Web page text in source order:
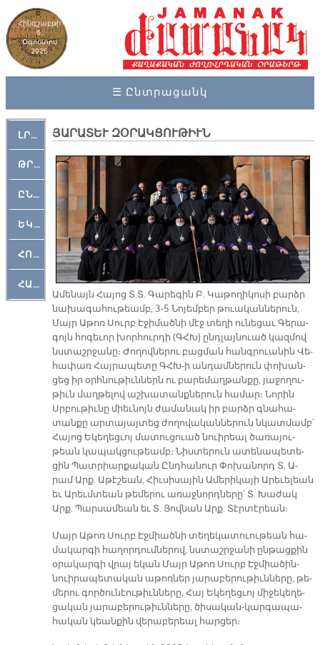
Հինգշաբթի
6,
Օգոստոս
2026
☰ Ընտրացանկ
ԼՐԱՀՈՍ
ԹՐՔԱՀԱՅ ԿԵԱՆՔ
ԸՆԿԵՐԱՄՇԱԿՈՒԹԱՅԻՆ
ԵԿԵՂԵՑԱԿԱՆ
ՀՈԳԵՄՏԱՒՈՐ
ՀԱՐԹԱԿ
ՅԱՐԱՏԵՒ ԶՕՐԱԿՑՈՒԹԻՒՆ
Ա­մե­նայն Հա­յոց Տ.Տ. Գա­րե­գին Բ. Կա­թո­ղի­կո­սի բարձր
նա­խա­գա­հու­թեամբ, 3-5 Նո­յեմ­բեր թուա­կան­նե­րուն,
Մայր Ա­թոռ Սուրբ Է­ջի­մած­նի մէջ տե­ղի ու­նե­ցաւ Գե­րա­
գոյն հո­գե­ւոր խոր­հուր­դի (ԳՀԽ) ընդ­լայ­նուած կազ­մով
նստաշր­ջա­նը։ Ժո­ղով­նե­րու բաց­ման հանգ­րուա­նին Վե­
հա­փառ Հայ­րա­պե­տը ԳՀԽ­-ի ան­դամ­նե­րուն փո­խան­
ցեց իր օրհ­նու­թիւն­ներն ու բա­րե­մաղ­թան­քը, յա­ջո­ղու­
թիւն մաղ­թե­լով աշ­խա­տանք­նե­րուն հա­մար։ Նո­րին
Սրբու­թիւ­նը միեւ­նոյն ժա­մա­նակ իր բարձր գնա­հա­
տան­քը ար­տա­յայ­տեց ժո­ղո­վա­կան­նե­րուն նկատ­մամբ՝
Հա­յոց Ե­կե­ղեց­ւոյ մա­տու­ցուած նուի­րեալ ծա­ռա­յու­
թեան կա­պակ­ցու­թեամբ։ Նիս­տե­րուն ա­տե­նա­պե­տե­
ցին Պատ­րիար­քա­կան Ընդ­հա­նուր Փո­խա­նորդ Տ. Ա­
րամ Արք. Ա­թէ­շեան, Հիւ­սի­սա­յին Ա­մե­րի­կա­յի Ա­րե­ւե­լեան
եւ Ա­րեւմ­տեան թե­մե­րու ա­ռաջ­նորդ­նե­րը՝ Տ. Խա­ժակ
Արք. Պար­սա­մեան եւ Տ. Յով­նան Արք. Տէր­տէ­րեան։
Մայր Ա­թոռ Սուրբ Էջ­միած­նի տե­ղե­կա­տուու­թեան հա­
մա­կար­գի հա­ղոր­դում­նե­րով, նստաշր­ջա­նի ըն­թաց­քին
օ­րա­կար­գի վրայ ե­կան Մայր Ա­թոռ Սուրբ Էջ­միա­ծին-
նուի­րա­պե­տա­կան ա­թոռ­ներ յա­րա­բե­րու­թիւն­նե­րը, թե­
մե­րու գոր­ծու­նէու­թիւն­նե­րը, Հայ Ե­կե­ղեց­ւոյ մի­ջե­կե­ղե­
ցա­կան յա­րա­բե­րու­թիւն­նե­րը, ծի­սա­կան-կար­գա­պա­
հա­կան կեան­քին վե­րա­բե­րեալ հար­ցեր։